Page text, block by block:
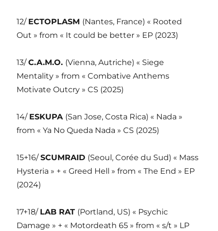
12/ ECTOPLASM (Nantes, France) « Rooted
Out » from « It could be better » EP (2023)
13/C.A.M.O. (Vienna, Autriche) « Siege
Mentality » from « Combative Anthems
Motivate Outcry » CS (2025)
14/ ESKUPA (San Jose, Costa Rica) « Nada »
from « Ya No Queda Nada » CS (2025)
15+16/SCUMRAID (Seoul, Corée du Sud) « Mass
Hysteria » + « Greed Hell » from « The End » EP
(2024)
17+18/ LAB RAT (Portland, US) « Psychic
Damage » + « Motordeath 65 » from « s/t » LP